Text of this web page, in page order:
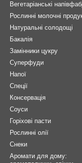
Вегетаріанські
Рослинні молочні
Натуральні солодощі
Бакалія
Замінники цукру
Суперфуди
Напої
Спеції
Консервація
Соуси
Горіхові пасти
Рослинні олії
Снеки
Аромати для дому: